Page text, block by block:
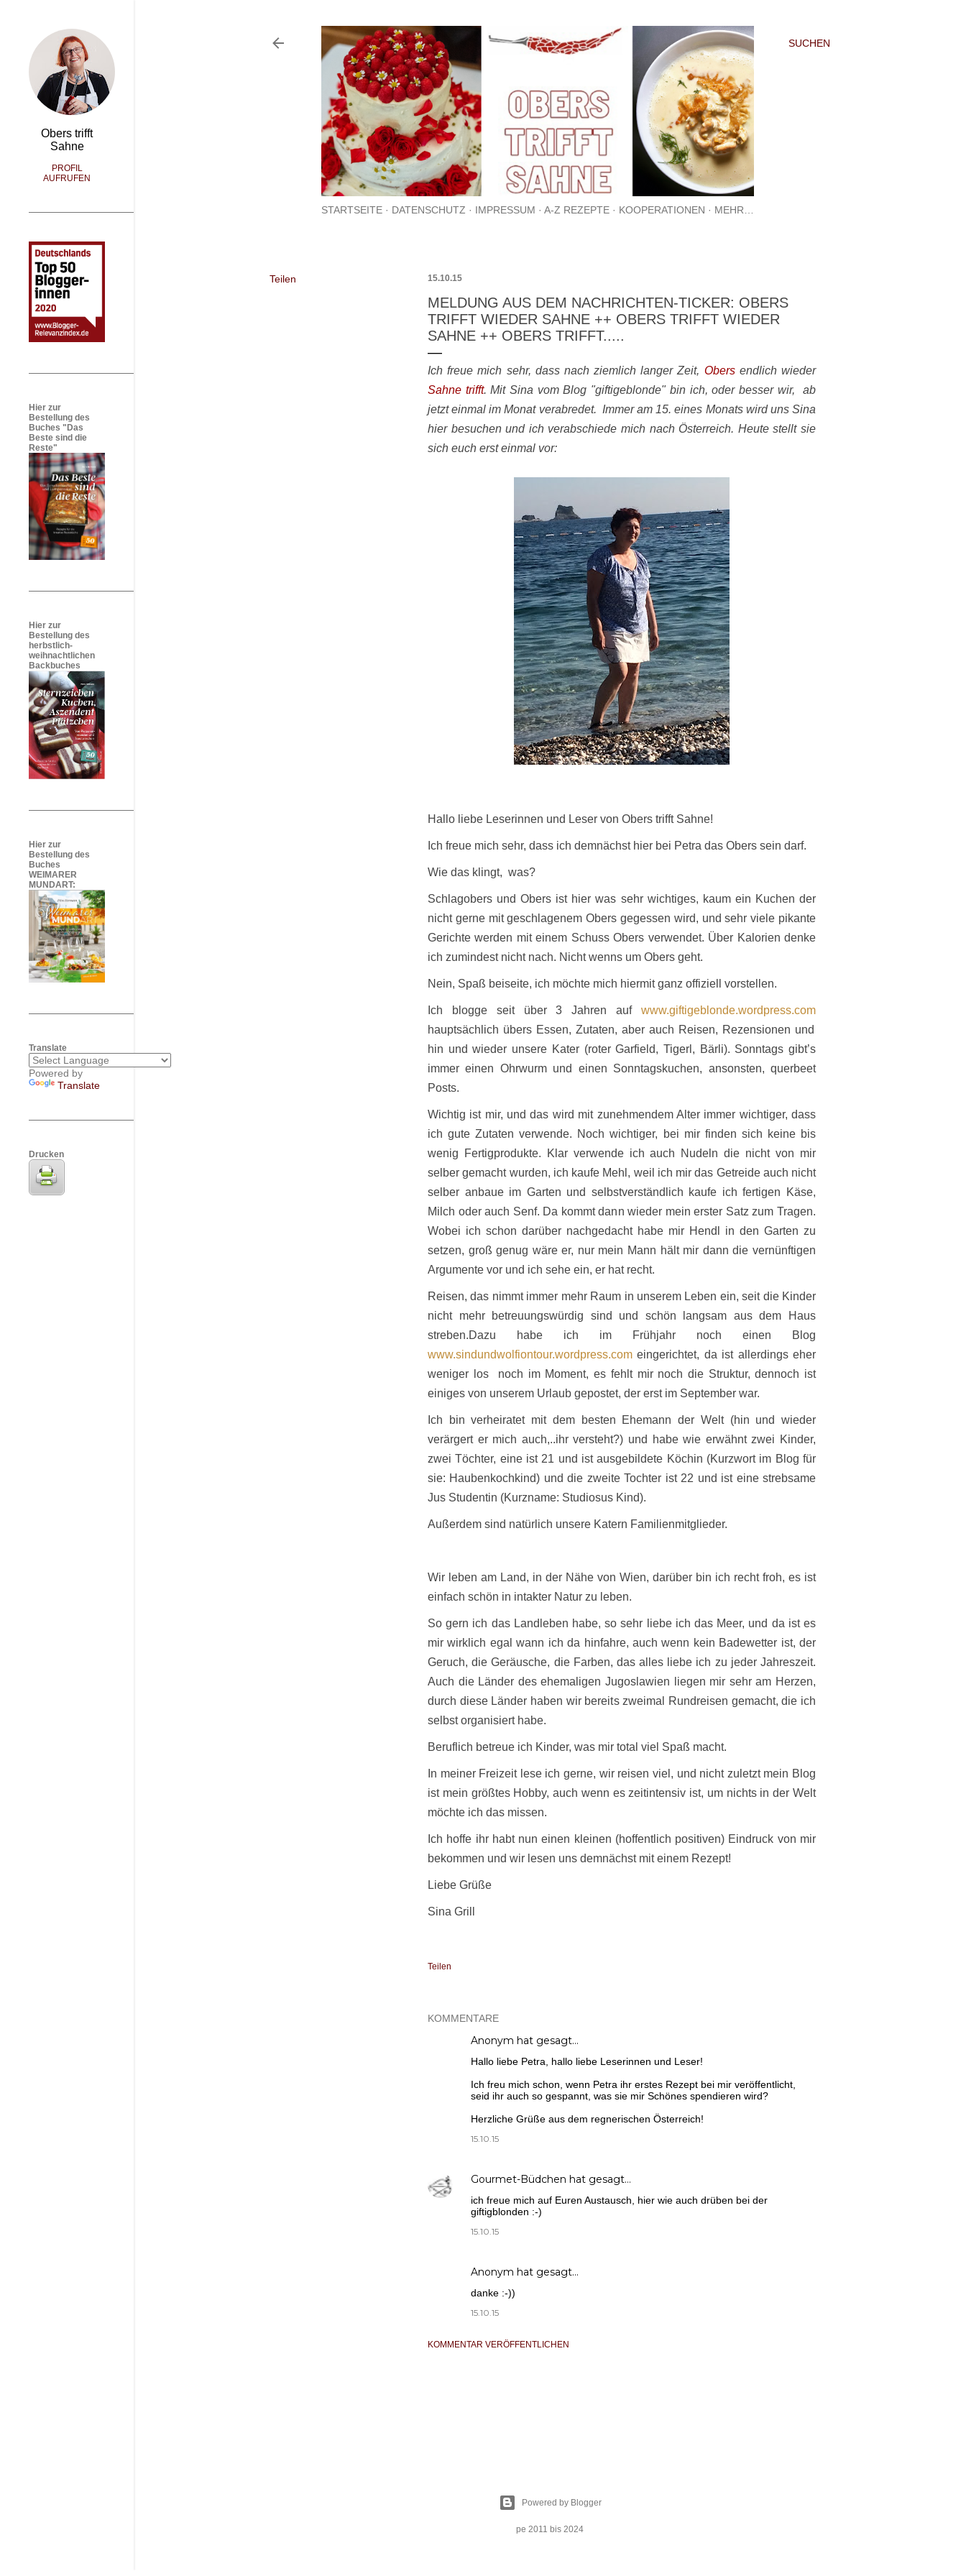
SUCHEN
STARTSEITE DATENSCHUTZ IMPRESSUM A-Z REZEPTE KOOPERATIONEN MEHR…
Teilen 15.10.15
MELDUNG AUS DEM NACHRICHTEN-TICKER: OBERS
TRIFFT WIEDER SAHNE ++ OBERS TRIFFT WIEDER
SAHNE ++ OBERS TRIFFT.....
Ich freue mich sehr, dass nach ziemlich langer Zeit, Obersendlich wieder
Sahne trifft. Mit Sina vom Blog "giftigeblonde" bin ich, oder besser wir, ab
jetzt einmal im Monat verabredet. Immer am 15. eines Monats wird uns Sina
hier besuchen und ich verabschiede mich nach Österreich. Heute stellt sie
sich euch erst einmal vor:
Hallo liebe Leserinnen und Leser von Obers trifft Sahne!
Ich freue mich sehr, dass ich demnächst hier bei Petra das Obers sein darf.
Wie das klingt, was?
Schlagobers und Obers ist hier was sehr wichtiges, kaum ein Kuchen der
nicht gerne mit geschlagenem Obers gegessen wird, und sehr viele pikante
Gerichte werden mit einem Schuss Obers verwendet. Über Kalorien denke
ich zumindest nicht nach. Nicht wenns um Obers geht.
Nein, Spaß beiseite, ich möchte mich hiermit ganz offiziell vorstellen.
Ich blogge seit über 3 Jahren auf www.giftigeblonde.wordpress.com
hauptsächlich übers Essen, Zutaten, aber auch Reisen, Rezensionen und
hin und wieder unsere Kater (roter Garfield, Tigerl, Bärli). Sonntags gibt’s
immer einen Ohrwurm und einen Sonntagskuchen, ansonsten, querbeet
Posts.
Wichtig ist mir, und das wird mit zunehmendem Alter immer wichtiger, dass
ich gute Zutaten verwende. Noch wichtiger, bei mir finden sich keine bis
wenig Fertigprodukte. Klar verwende ich auch Nudeln die nicht von mir
selber gemacht wurden, ich kaufe Mehl, weil ich mir das Getreide auch nicht
selber anbaue im Garten und selbstverständlich kaufe ich fertigen Käse,
Milch oder auch Senf. Da kommt dann wieder mein erster Satz zum Tragen.
Wobei ich schon darüber nachgedacht habe mir Hendl in den Garten zu
setzen, groß genug wäre er, nur mein Mann hält mir dann die vernünftigen
Argumente vor und ich sehe ein, er hat recht.
Reisen, das nimmt immer mehr Raum in unserem Leben ein, seit die Kinder
nicht mehr betreuungswürdig sind und schön langsam aus dem Haus
streben.Dazu habe ich im Frühjahr noch einen Blog
www.sindundwolfiontour.wordpress.com eingerichtet, da ist allerdings eher
weniger los
noch im Moment, es fehlt mir noch die Struktur, dennoch ist
einiges von unserem Urlaub gepostet, der erst im September war.
Ich bin verheiratet mit dem besten Ehemann der Welt (hin und wieder
verärgert er mich auch,..ihr versteht?) und habe wie erwähnt zwei Kinder,
zwei Töchter, eine ist 21 und ist ausgebildete Köchin (Kurzwort im Blog für
sie: Haubenkochkind) und die zweite Tochter ist 22 und ist eine strebsame
Jus Studentin (Kurzname: Studiosus Kind).
Außerdem sind natürlich unsere Katern Familienmitglieder.
Wir leben am Land, in der Nähe von Wien, darüber bin ich recht froh, es ist
einfach schön in intakter Natur zu leben.
So gern ich das Landleben habe, so sehr liebe ich das Meer, und da ist es
mir wirklich egal wann ich da hinfahre, auch wenn kein Badewetter ist, der
Geruch, die Geräusche, die Farben, das alles liebe ich zu jeder Jahreszeit.
Auch die Länder des ehemaligen Jugoslawien liegen mir sehr am Herzen,
durch diese Länder haben wir bereits zweimal Rundreisen gemacht, die ich
selbst organisiert habe.
Beruflich betreue ich Kinder, was mir total viel Spaß macht.
In meiner Freizeit lese ich gerne, wir reisen viel, und nicht zuletzt mein Blog
ist mein größtes Hobby, auch wenn es zeitintensiv ist, um nichts in der Welt
möchte ich das missen.
Ich hoffe ihr habt nun einen kleinen (hoffentlich positiven) Eindruck von mir
bekommen und wir lesen uns demnächst mit einem Rezept!
Liebe Grüße
Sina Grill
Teilen
KOMMENTARE
Anonym hat gesagt…
Hallo liebe Petra, hallo liebe Leserinnen und Leser!
Ich freu mich schon, wenn Petra ihr erstes Rezept bei mir veröffentlicht,
seid ihr auch so gespannt, was sie mir Schönes spendieren wird?
Herzliche Grüße aus dem regnerischen Österreich!
15.10.15
Gourmet-Büdchen hat gesagt…
ich freue mich auf Euren Austausch, hier wie auch drüben bei der
giftigblonden :-)
15.10.15
Anonym hat gesagt…
danke :-))
15.10.15
KOMMENTAR VERÖFFENTLICHEN
Powered by Blogger
pe 2011 bis 2024
Obers trifft
Sahne
PROFIL
AUFRUFEN
Hier zur
Bestellung des
Buches "Das
Beste sind die
Reste"
Hier zur
Bestellung des
herbstlich-
weihnachtlichen
Backbuches
Hier zur
Bestellung des
Buches
WEIMARER
MUNDART:
Translate
Powered by
Translate
Drucken